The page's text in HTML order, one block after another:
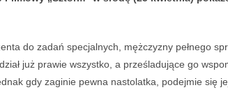
do zadań specjalnych, mężczyzny pełnego
już prawie wszystko, a prześladujące go
gdy zaginie pewna nastolatka, podejmie się